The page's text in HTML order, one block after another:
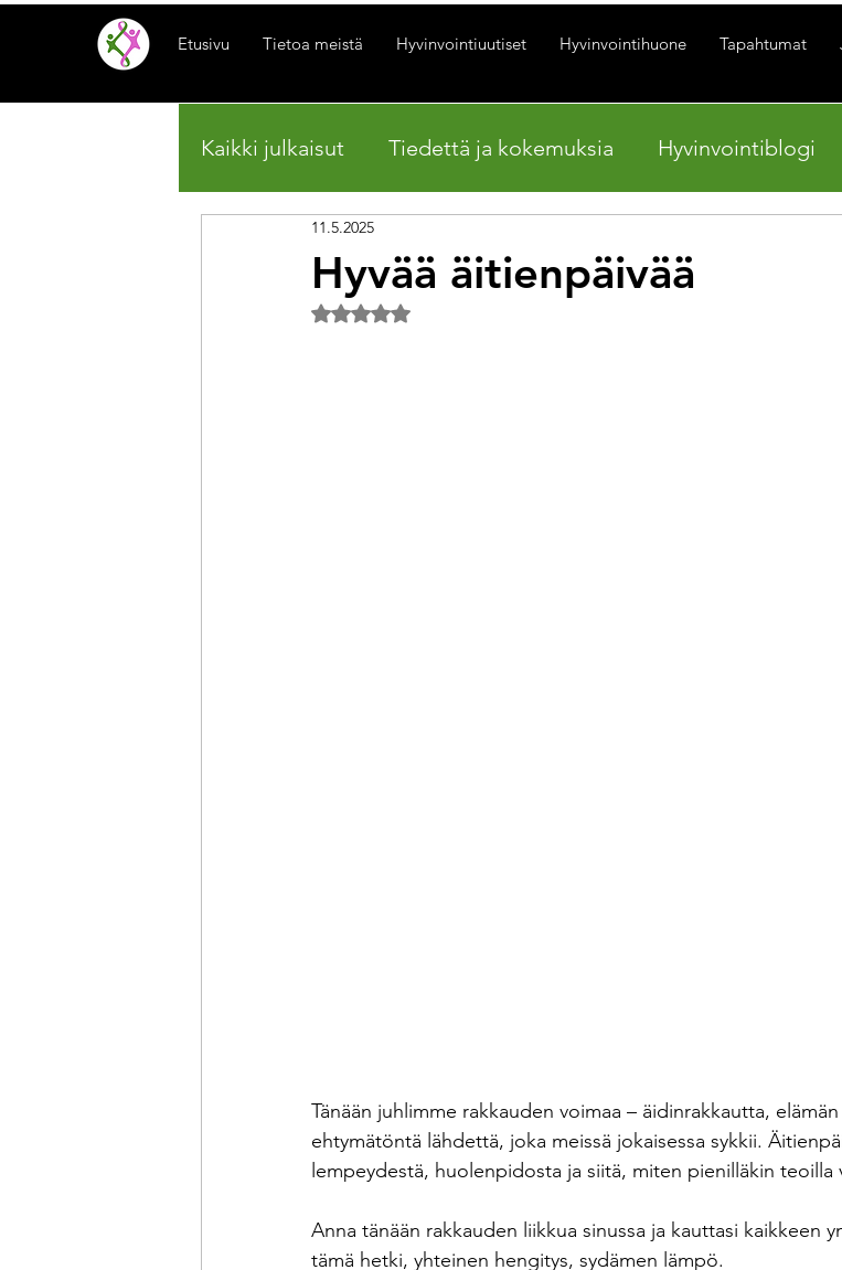
Etusivu Tietoa meistä Hyvinvointiuutiset Hyvinvointihuone Tapahtumat
Kaikki julkaisut Tiedettä ja kokemuksia Hyvinvointiblogi
Hyvää äitienpäivää
11.5.2025
Arvostelun tähtimäärä: epäluku/5
Tänään juhlimme rakkauden voimaa – äidinrakkautta,
ehtymätöntä lähdettä, joka meissä jokaisessa sykkii.
lempeydestä, huolenpidosta ja siitä, miten pienilläkin teoilla
Anna tänään rakkauden liikkua sinussa ja kauttasi kaikkeen
tämä hetki, yhteinen hengitys, sydämen lämpö.